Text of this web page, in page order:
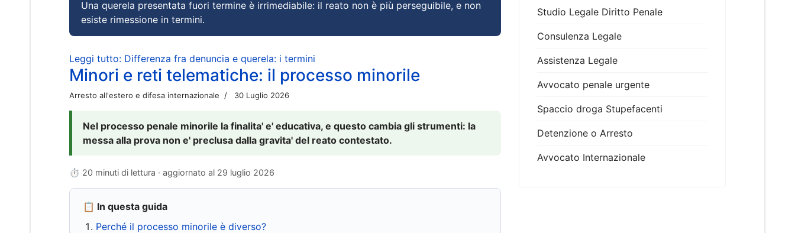
Una querela presentata fuori termine è irrimediabile: il reato non è più perseguibile, e non
esiste rimessione in termini.
Leggi tutto: Differenza fra denuncia e querela: i termini
Minori e reti telematiche: il processo minorile
Arresto all'estero e difesa internazionale 30 Luglio 2026
Nel processo penale minorile la finalita' e' educativa, e questo cambia gli strumenti: la
messa alla prova non e' preclusa dalla gravita' del reato contestato.
⏱ 20 minuti di lettura · aggiornato al 29 luglio 2026
📋 In questa guida
Perché il processo minorile è diverso?
Studio Legale Diritto Penale
Consulenza Legale
Assistenza Legale
Avvocato penale urgente
Spaccio droga Stupefacenti
Detenzione o Arresto
Avvocato Internazionale